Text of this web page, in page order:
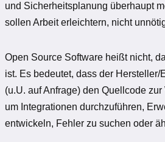
und Sicherheitsplanung überhaupt
sollen Arbeit erleichtern, nicht
Open Source Software heißt nicht,
ist. Es bedeutet, dass der
(u.U. auf Anfrage) den Quellcode
um Integrationen durchzuführen,
entwickeln, Fehler zu suchen oder